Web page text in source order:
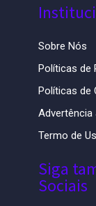
Sobre Nós
Políticas de
Políticas de
Advertência
Termo de
Siga
Sociais